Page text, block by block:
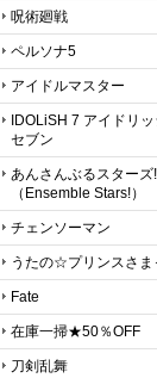
呪術廻戦
ペルソナ5
アイドルマスター
IDOLiSH 7 アイドリッ
セブン
あんさんぶるスターズ!
（Ensemble Stars!）
チェンソーマン
うたの☆プリンスさま
Fate
在庫一掃★50％OFF
刀剣乱舞